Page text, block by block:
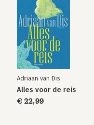
Adriaan van Dis
Alles voor de reis
€ 22,99